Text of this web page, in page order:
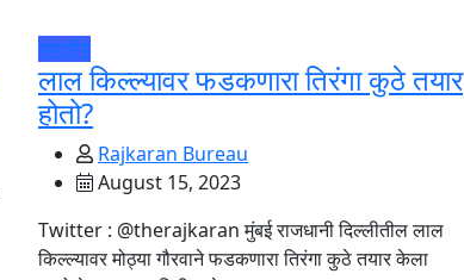
राष्ट्रीय
लाल किल्ल्यावर फडकणारा तिरंगा कुठे तयार
होतो?
Rajkaran Bureau
August 15, 2023
Twitter : @therajkaran मुंबई राजधानी दिल्लीतील लाल
किल्ल्यावर मोठ्या गौरवाने फडकणारा तिरंगा कुठे तयार केला